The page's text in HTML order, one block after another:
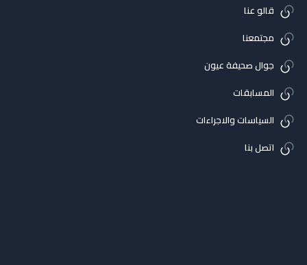
قالو عنا
مجتمعنا
جوال صحيفة عيون
المسابقات
السياسات والاجراءات
اتصل بنا